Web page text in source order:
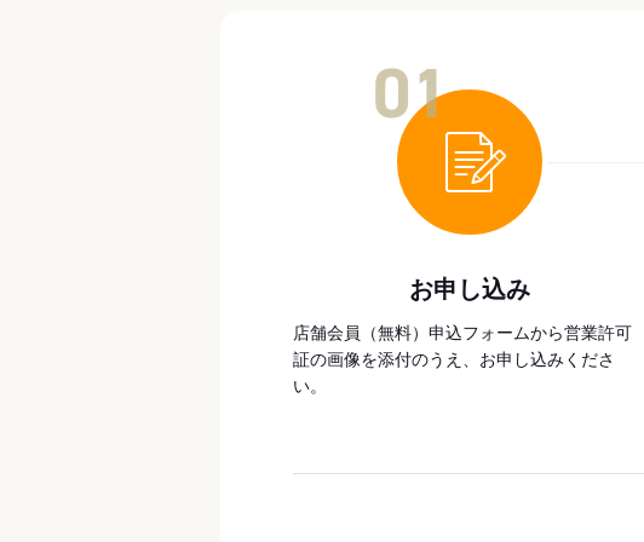
お申し込み
店舗会員（無料）申込フォームから営業許可
証の画像を添付のうえ、お申し込みくださ
い。